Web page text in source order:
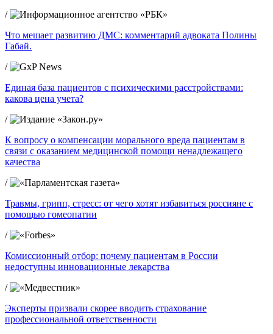
/
Что мешает развитию ДМС: комментарий адвоката Полины
Габай.
/
Единая база пациентов с психическими расстройствами:
какова цена учета?
/
К вопросу о компенсации морального вреда пациентам в
связи с оказанием медицинской помощи ненадлежащего
качества
/
Травмы, грипп, стресс: от чего хотят избавиться россияне с
помощью гомеопатии
/
Комиссионный отбор: почему пациентам в России
недоступны инновационные лекарства
/
Эксперты призвали скорее вводить страхование
профессиональной ответственности